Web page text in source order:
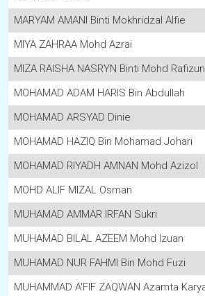
MARYAM AMANI Binti Mokhridzal Alfie
MIYA ZAHRAA Mohd Azrai
MIZA RAISHA NASRYN Binti Mohd Rafizun
MOHAMAD ADAM HARIS Bin Abdullah
MOHAMAD ARSYAD Dinie
MOHAMAD HAZIQ Bin Mohamad Johari
MOHAMAD RIYADH AMNAN Mohd Azizol
MOHD ALIF MIZAL Osman
MUHAMAD AMMAR IRFAN Sukri
MUHAMAD BILAL AZEEM Mohd Izuan
MUHAMAD NUR FAHMI Bin Mohd Fuzi
MUHAMMAD A'FIF ZAQWAN Azamta